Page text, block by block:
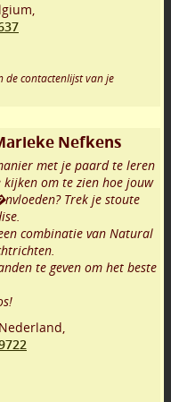
de contactenlijst van je
Nefkens
met je paard te leren
om te zien hoe jouw
Trek je stoute
combinatie van Natural
te geven om het beste
Nederland,